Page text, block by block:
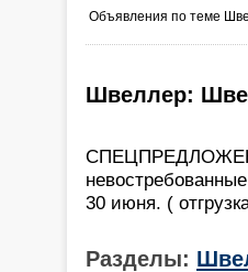
Объявления по теме
Швеллер:
30 июня. (
Разделы: